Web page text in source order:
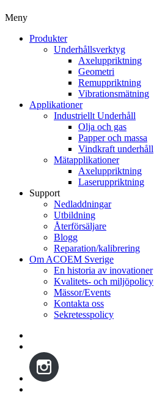
Meny
Produkter
Underhållsverktyg
Axeluppriktning
Geometri
Remuppriktning
Vibrationsmätning
Applikationer
Industriellt Underhåll
Olja och gas
Papper och massa
Vindkraft underhåll
Mätapplikationer
Axeluppriktning
Laseruppriktning
Support
Nedladdningar
Utbildning
Återförsäljare
Blogg
Reparation/kalibrering
Om ACOEM Sverige
En historia av inovationer
Kvalitets- och miljöpolicy
Mässor/Events
Kontakta oss
Sekretesspolicy